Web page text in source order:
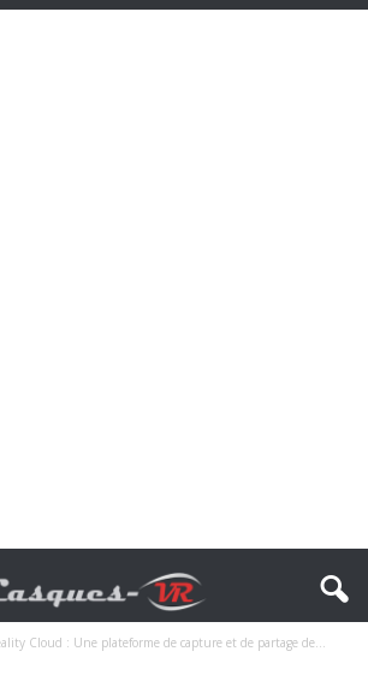
Cloud : Une plateforme de capture et de partage de...